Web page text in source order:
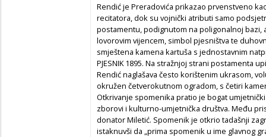
Rendić je Preradovića prikazao prvenstveno
recitatora, dok su vojnički atributi samo
postamentu, podignutom na poligonalnoj bazi,
lovorovim vijencem, simbol pjesništva te
smještena kamena kartuša s jednostavnim
PJESNIK 1895. Na stražnjoj strani postamenta
Rendić naglašava često korištenim ukrasom,
okružen četverokutnom ogradom, s četiri
Otkrivanje spomenika pratio je bogat
zborovi i kulturno-umjetnička društva. Među
donator Miletić. Spomenik je otkrio tadašnji
istaknuvši da „prima spomenik u ime glavnog